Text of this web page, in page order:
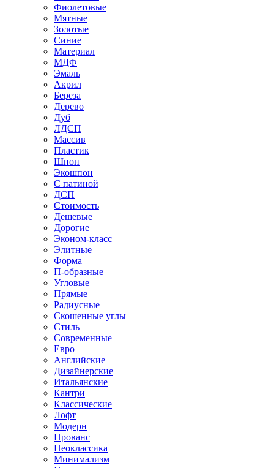
Фиолетовые
Мятные
Золотые
Синие
Материал
МДФ
Эмаль
Акрил
Береза
Дерево
Дуб
ЛДСП
Массив
Пластик
Шпон
Экошпон
С патиной
ДСП
Стоимость
Дешевые
Дорогие
Эконом-класс
Элитные
Форма
П-образные
Угловые
Прямые
Радиусные
Скошенные углы
Стиль
Современные
Евро
Английские
Дизайнерские
Итальянские
Кантри
Классические
Лофт
Модерн
Прованс
Неоклассика
Минимализм